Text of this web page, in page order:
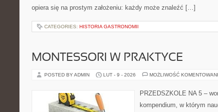
opiera się na prostym założeniu: każdy może znaleźć […]
CATEGORIES: HISTORIA GASTRONOMII
MONTESSORI W PRAKTYCE
POSTED BY ADMIN LUT - 9 - 2026 MOŻLIWOŚĆ
PRZEDSZKOLE NA 5 –
kompendium, w którym